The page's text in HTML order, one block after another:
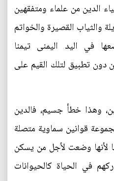
الدين من علماء ومتفقهين
والثياب القصيرة والخواتم
في اليد اليمنى تيمنا
دون تطبيق لتلك القيم على
وهذا خطأ جسيم، فالدين
قوانين سماوية متصلة
لأنها وضعت لأجل من يسكن
في الحياة كالحيوانات